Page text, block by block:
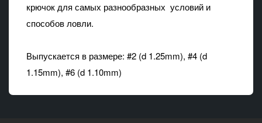
крючок для самых разнообразных условий и
способов ловли.
Выпускается в размере: #2 (d 1.25mm), #4 (d
1.15mm), #6 (d 1.10mm)